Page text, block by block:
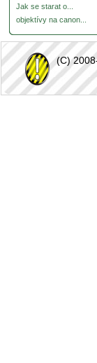
Jak se starat o...
objektívy na canon...
(C)